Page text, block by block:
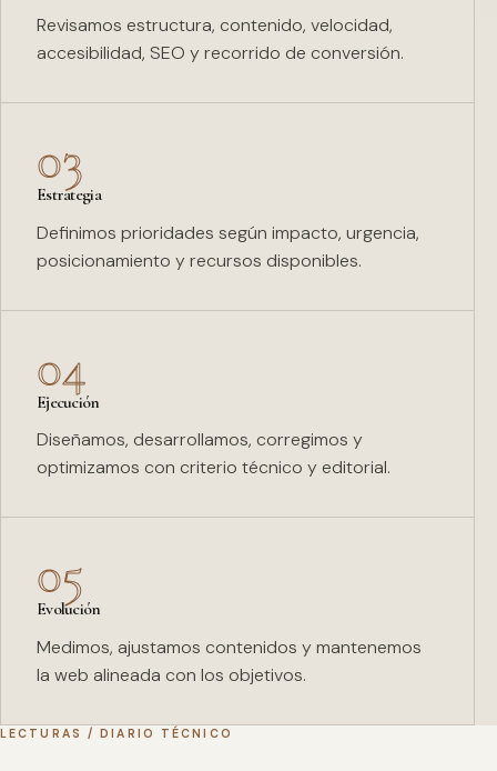
Revisamos estructura, contenido, velocidad,
accesibilidad, SEO y recorrido de conversión.
03
Estrategia
Definimos prioridades según impacto, urgencia,
posicionamiento y recursos disponibles.
04
Ejecución
Diseñamos, desarrollamos, corregimos y
optimizamos con criterio técnico y editorial.
05
Evolución
Medimos, ajustamos contenidos y mantenemos
la web alineada con los objetivos.
LECTURAS / DIARIO TÉCNICO